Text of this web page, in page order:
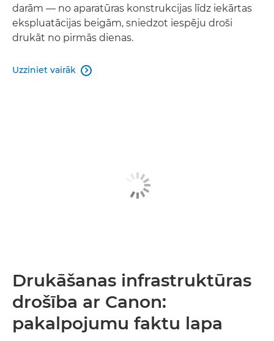
darām — no aparatūras konstrukcijas līdz iekārtas
ekspluatācijas beigām, sniedzot iespēju droši
drukāt no pirmās dienas.
Uzziniet vairāk 
Drukāšanas infrastruktūras
drošība ar Canon:
pakalpojumu faktu lapa